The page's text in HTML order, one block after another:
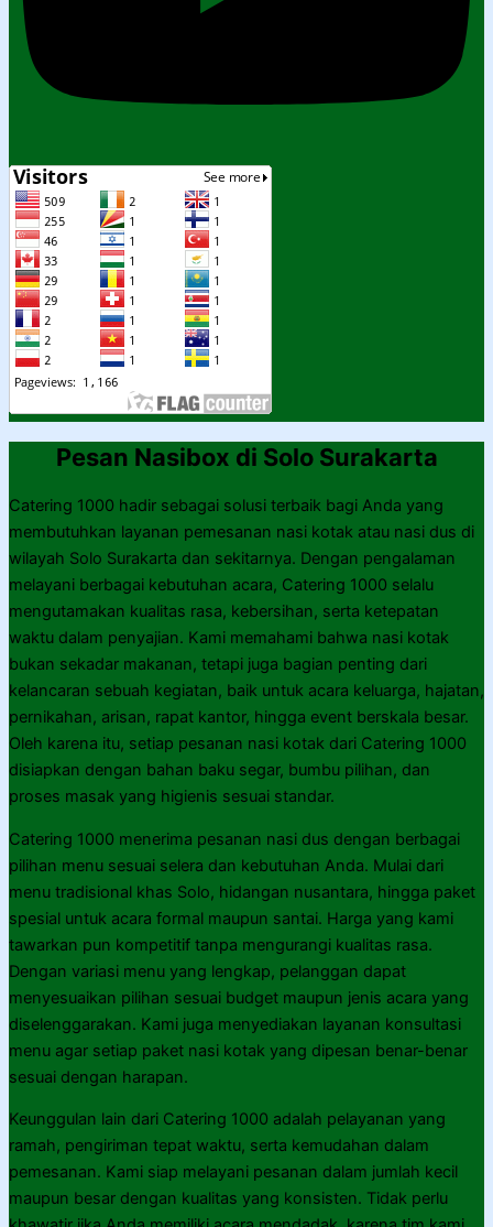
Pesan Nasibox di Solo Surakarta
Catering 1000 hadir sebagai solusi terbaik bagi Anda yang
membutuhkan layanan pemesanan nasi kotak atau nasi dus di
wilayah Solo Surakarta dan sekitarnya. Dengan pengalaman
melayani berbagai kebutuhan acara, Catering 1000 selalu
mengutamakan kualitas rasa, kebersihan, serta ketepatan
waktu dalam penyajian. Kami memahami bahwa nasi kotak
bukan sekadar makanan, tetapi juga bagian penting dari
kelancaran sebuah kegiatan, baik untuk acara keluarga, hajatan,
pernikahan, arisan, rapat kantor, hingga event berskala besar.
Oleh karena itu, setiap pesanan nasi kotak dari Catering 1000
disiapkan dengan bahan baku segar, bumbu pilihan, dan
proses masak yang higienis sesuai standar.
Catering 1000 menerima pesanan nasi dus dengan berbagai
pilihan menu sesuai selera dan kebutuhan Anda. Mulai dari
menu tradisional khas Solo, hidangan nusantara, hingga paket
spesial untuk acara formal maupun santai. Harga yang kami
tawarkan pun kompetitif tanpa mengurangi kualitas rasa.
Dengan variasi menu yang lengkap, pelanggan dapat
menyesuaikan pilihan sesuai budget maupun jenis acara yang
diselenggarakan. Kami juga menyediakan layanan konsultasi
menu agar setiap paket nasi kotak yang dipesan benar-benar
sesuai dengan harapan.
Keunggulan lain dari Catering 1000 adalah pelayanan yang
ramah, pengiriman tepat waktu, serta kemudahan dalam
pemesanan. Kami siap melayani pesanan dalam jumlah kecil
maupun besar dengan kualitas yang konsisten. Tidak perlu